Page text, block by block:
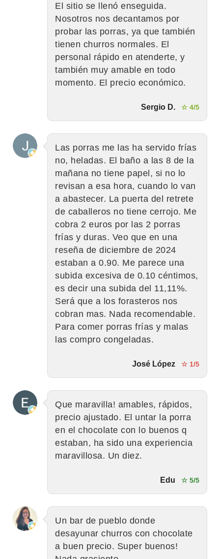
El sitio se llenó enseguida.
Nosotros nos decantamos por
probar las porras, ya que también
tienen churros normales. El
personal rápido en atenderte, y
también muy amable en todo
momento. El precio económico.
Sergio D. ☆ 4/5
Las porras me las ha servido frías
no, heladas. El baño a las 8 de la
mañana no tiene papel, si no lo
revisan a esa hora, cuando lo van
a abastecer. La puerta del retrete
de caballeros no tiene cerrojo. Me
cobra 2 euros por las 2 porras
frías y duras. Veo que en una
reseña de diciembre de 2024
estaban a 0.90. Me parece una
subida excesiva de 0.10 céntimos,
es decir una subida del 11,11%.
Será que a los forasteros nos
cobran mas. Nada recomendable.
Para comer porras frías y malas
las compro congeladas.
José López ☆ 1/5
Que maravilla! amables, rápidos,
precio ajustado. El untar la porra
en el chocolate con lo buenos q
estaban, ha sido una experiencia
maravillosa. Un diez.
Edu ☆ 5/5
Un bar de pueblo donde
desayunar churros con chocolate
a buen precio. Super buenos!